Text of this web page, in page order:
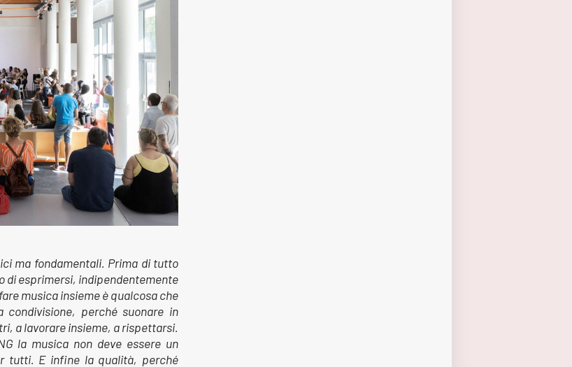
ma fondamentali. Prima di tutto
di esprimersi, indipendentemente
musica insieme è qualcosa che
perché suonare in
a lavorare insieme, a rispettarsi.
la musica non deve essere un
tutti. E infine la qualità, perché